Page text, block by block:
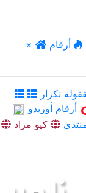
×
أرقام
تكرار
أرقام أوريدو
كيو مزاد